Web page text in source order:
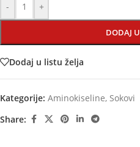
- +
DODAJ
Dodaj u listu želja
Kategorije: Aminokiseline, Sokovi
Share: